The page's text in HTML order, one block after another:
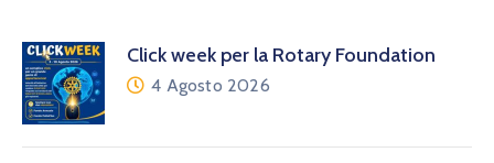
Click week per la Rotary Foundation
4 Agosto 2026